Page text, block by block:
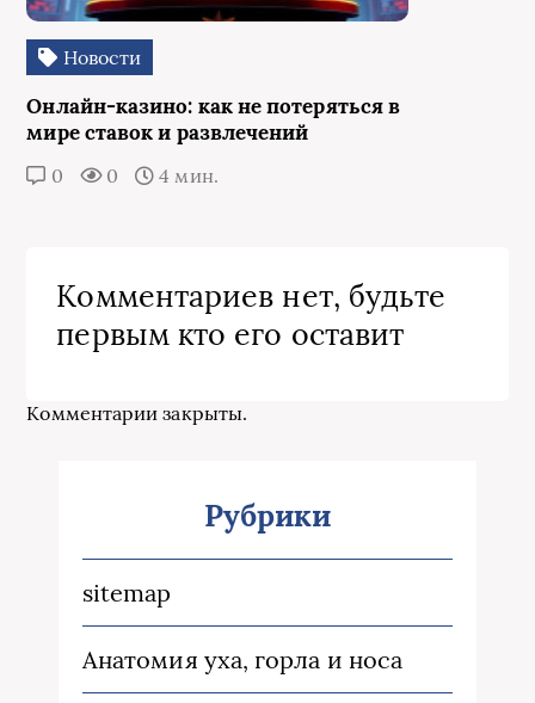
Новости
Онлайн-казино: как не потеряться в
мире ставок и развлечений
0 0 4 мин.
Комментариев нет, будьте
первым кто его оставит
Комментарии закрыты.
Рубрики
sitemap
Анатомия уха, горла и носа